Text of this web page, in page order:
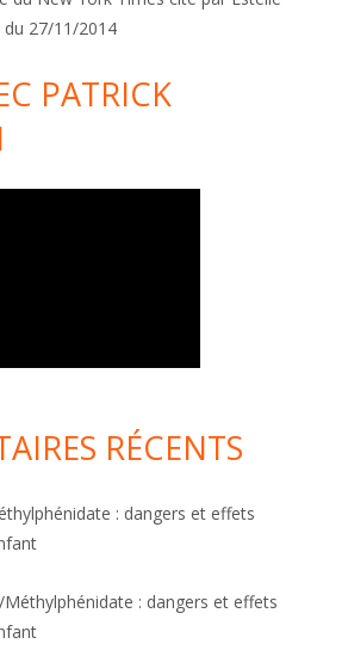
du 27/11/2014
PATRICK
RÉCENTS
: dangers et effets
Méthylphénidate : dangers et effets